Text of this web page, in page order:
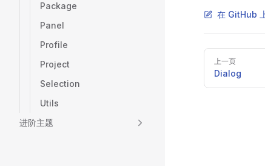
Package
Panel
Profile
Project
Selection
Utils
进阶主题
在 GitHub
Pager
上一页
Dialog